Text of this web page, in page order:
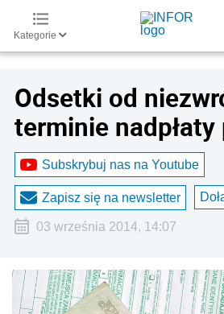
Kategorie
Odsetki od
terminie
Subskrybuj nas na Youtube
Zapisz się na newsletter
03 września 2014, 14:07